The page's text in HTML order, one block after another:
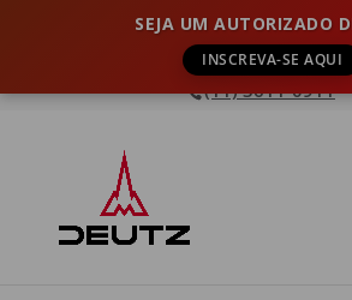
SEJA UM AUTORIZADO
INSCREVA-SE AQUI
(11) 3611-0911